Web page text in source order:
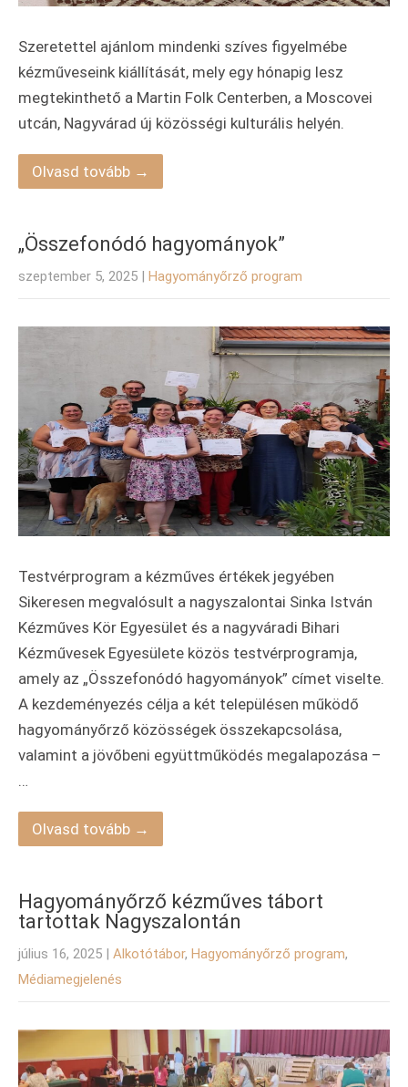
Szeretettel ajánlom mindenki szíves figyelmébe
kézműveseink kiállítását, mely egy hónapig lesz
megtekinthető a Martin Folk Centerben, a Moscovei
utcán, Nagyvárad új közösségi kulturális helyén.
Olvasd tovább →
„Összefonódó hagyományok”
szeptember 5, 2025 | Hagyományőrző program
Testvérprogram a kézműves értékek jegyében
Sikeresen megvalósult a nagyszalontai Sinka István
Kézműves Kör Egyesület és a nagyváradi Bihari
Kézművesek Egyesülete közös testvérprogramja,
amely az „Összefonódó hagyományok” címet viselte.
A kezdeményezés célja a két településen működő
hagyományőrző közösségek összekapcsolása,
valamint a jövőbeni együttműködés megalapozása –
…
Olvasd tovább →
Hagyományőrző kézműves tábort
tartottak Nagyszalontán
július 16, 2025 | Alkotótábor, Hagyományőrző program,
Médiamegjelenés